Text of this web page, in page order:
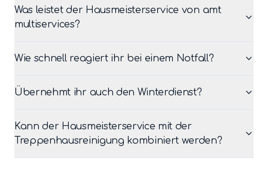
Was leistet der Hausmeisterservice von amt
multiservices?
Wie schnell reagiert ihr bei einem Notfall?
Übernehmt ihr auch den Winterdienst?
Kann der Hausmeisterservice mit der
Treppenhausreinigung kombiniert werden?